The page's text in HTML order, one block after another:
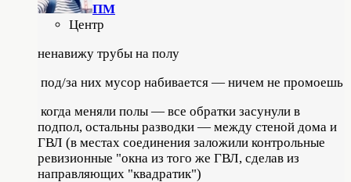
ПМ
Центр
ненавижу трубы на полу
под/за них мусор набивается — ничем не промоешь
когда меняли полы — все обратки засунули в
подпол, остальны разводки — между стеной дома и
ГВЛ (в местах соединения заложили контрольные
ревизионные "окна из того же ГВЛ, сделав из
направляющих "квадратик")